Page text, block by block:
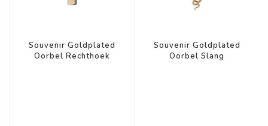
Souvenir Goldplated
Oorbel Rechthoek
Souvenir Goldplated
Oorbel Slang